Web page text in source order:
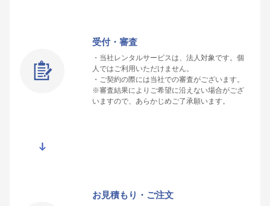
受付・審査
・当社レンタルサービスは、法人対象です。個
人ではご利用いただけません。
・ご契約の際には当社での審査がございます。
※審査結果によりご希望に沿えない場合がござ
いますので、あらかじめご了承願います。
お見積もり・ご注文